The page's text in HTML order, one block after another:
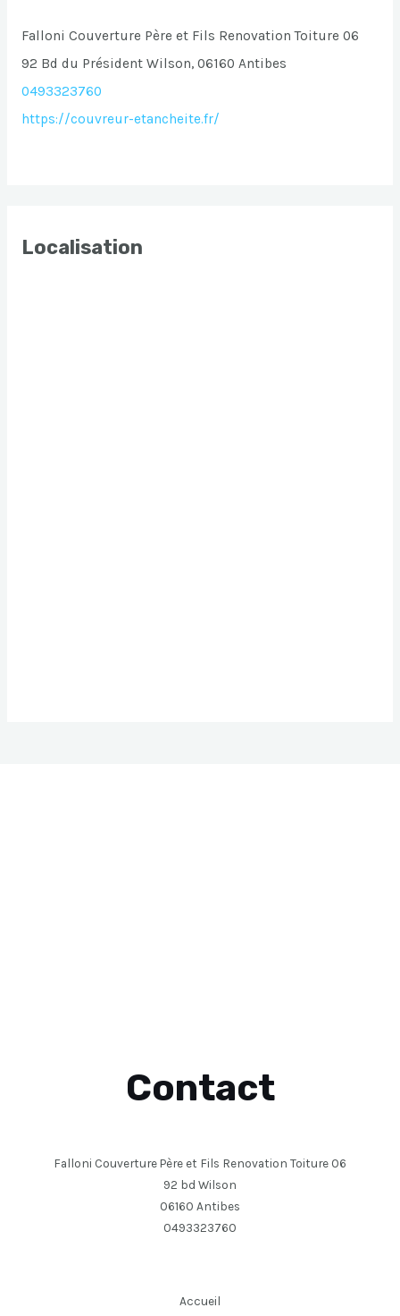
Falloni Couverture Père et Fils Renovation Toiture 06
92 Bd du Président Wilson, 06160 Antibes
0493323760
https://couvreur-etancheite.fr/
Localisation
Contact
Falloni Couverture Père et Fils Renovation Toiture 06
92 bd Wilson
06160 Antibes
0493323760
Accueil